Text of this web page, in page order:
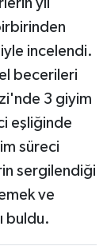
yıl
incelendi.
becerileri
3 giyim
eşliğinde
süreci
sergilendiği
ve
buldu.